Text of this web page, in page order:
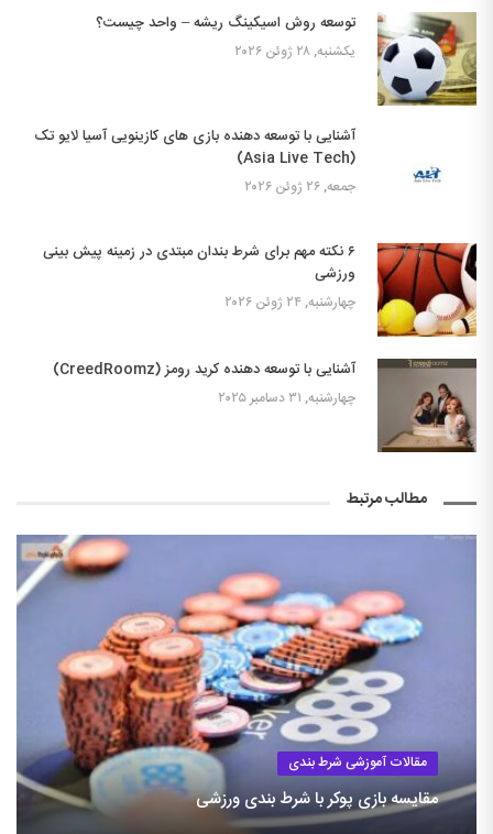
توسعه روش اسیکینگ ریشه – واحد چیست؟
یکشنبه, ۲۸ ژوئن ۲۰۲۶
آشنایی با توسعه دهنده بازی های کازینویی آسیا لایو تک
(Asia Live Tech)
جمعه, ۲۶ ژوئن ۲۰۲۶
۶ نکته مهم برای شرط بندان مبتدی در زمینه پیش بینی
ورزشی
چهارشنبه, ۲۴ ژوئن ۲۰۲۶
آشنایی با توسعه دهنده کرید رومز (CreedRoomz)
چهارشنبه, ۳۱ دسامبر ۲۰۲۵
مطالب مرتبط
مقالات آموزشی شرط بندی
مقایسه بازی پوکر با شرط بندی ورزشی